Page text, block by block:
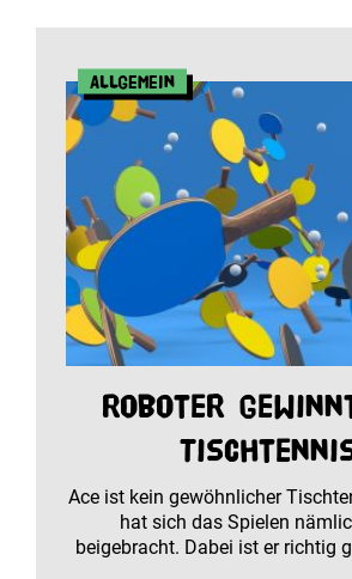
Allgemein
Roboter
Ace ist kein gewöhnlicher
hat sich das Spielen
beigebracht. Dabei ist er richtig